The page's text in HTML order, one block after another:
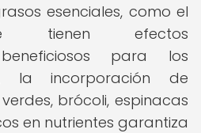
esenciales, como el
tienen efectos
para los
la incorporación de
brócoli, espinacas
en nutrientes garantiza